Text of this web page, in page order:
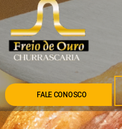
FALE CONOSCO